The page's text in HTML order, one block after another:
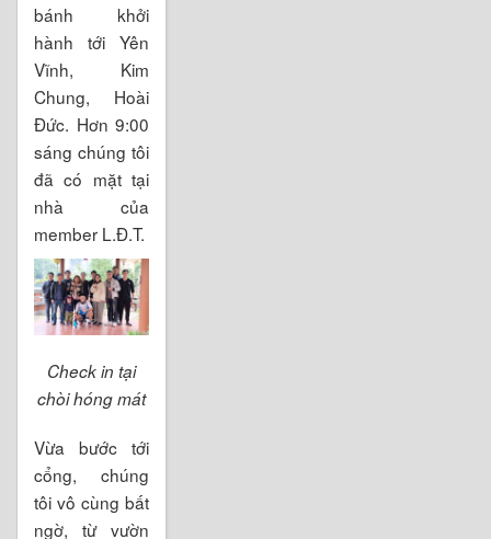
bánh khởi
hành tới Yên
Vĩnh, Kim
Chung, Hoài
Đức. Hơn 9:00
sáng chúng tôi
đã có mặt tại
nhà của
member L.Đ.T.
Check in tại
chòi hóng mát
Vừa bước tới
cổng, chúng
tôi vô cùng bất
ngờ, từ vườn